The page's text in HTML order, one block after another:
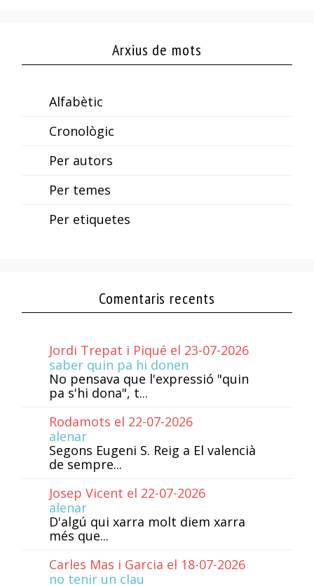
Arxius de mots
Alfabètic
Cronològic
Per autors
Per temes
Per etiquetes
Comentaris recents
Jordi Trepat i Piqué el 23-07-2026
saber quin pa hi donen
No pensava que l'expressió "quin
pa s'hi dona", t...
Rodamots el 22-07-2026
alenar
Segons Eugeni S. Reig a El valencià
de sempre...
Josep Vicent el 22-07-2026
alenar
D'algú qui xarra molt diem xarra
més que...
Carles Mas i Garcia el 18-07-2026
no tenir un clau